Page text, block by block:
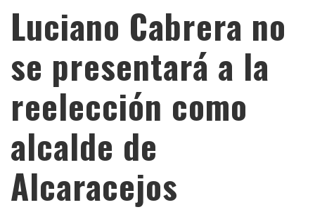
Luciano Cabrera no
se presentará a la
reelección como
alcalde de
Alcaracejos